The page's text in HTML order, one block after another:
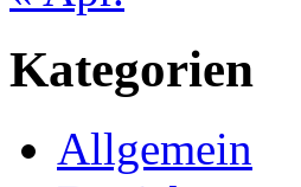
Kategorien
Allgemein